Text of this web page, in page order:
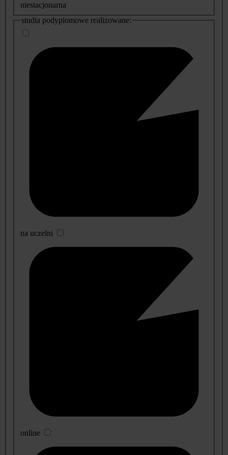
niestacjonarna
studia podyplomowe realizowane:
na uczelni
online